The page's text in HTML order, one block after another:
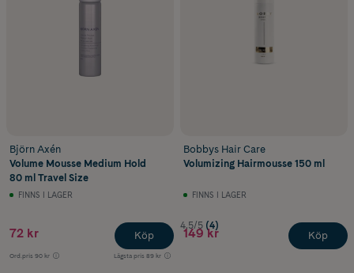
Björn Axén
Volume Mousse Medium Hold
80 ml Travel Size
FINNS I LAGER
72 kr
Ord.pris 90 kr Lägsta pris 89 kr
Köp
Bobbys Hair Care
Volumizing Hairmousse 150 ml
FINNS I LAGER
4.5/5 (4)
149 kr Köp